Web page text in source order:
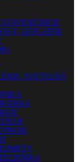
BICIE
LP PLATNE
SVETELNÁ